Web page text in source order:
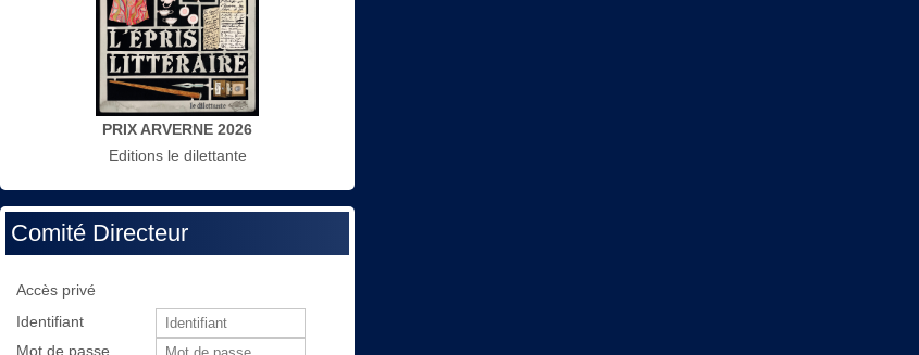
PRIX ARVERNE 2026
Editions le dilettante
Comité Directeur
Accès privé
Identifiant
Mot de passe